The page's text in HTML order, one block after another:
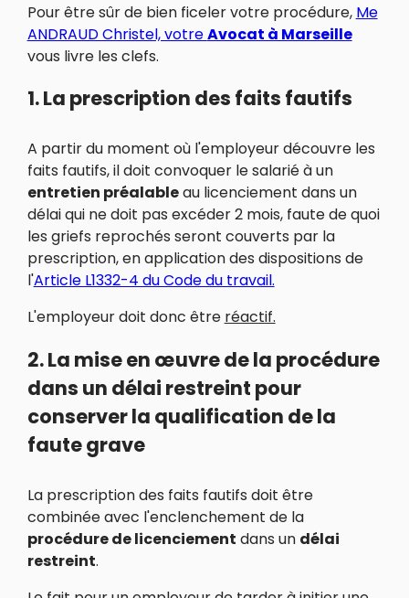
Pour être sûr de bien ficeler votre procédure, Me
ANDRAUD Christel, votreAvocat à Marseille
vous livre les clefs.
1. La prescription des faits fautifs
A partir du moment où l'employeur découvre les
faits fautifs, il doit convoquer le salarié à un
entretien préalableau licenciement dans un
délai qui ne doit pas excéder 2 mois, faute de quoi
les griefs reprochés seront couverts par la
prescription, en application des dispositions de
l'Article L1332-4 du Code du travail.
L'employeur doit donc être réactif.
2. La mise en œuvre de la procédure
dans un délai restreint pour
conserver la qualification de la
faute grave
La prescription des faits fautifs doit être
combinée avec l'enclenchement de la
procédure de licenciement dans un délai
restreint.